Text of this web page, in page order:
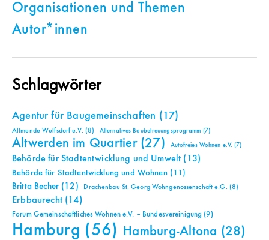
Organisationen und Themen
Autor*innen
Schlagwörter
Agentur für Baugemeinschaften (17)
Allmende Wulfsdorf e.V. (8) Alternatives Baubetreuungsprogramm (7)
Altwerden im Quartier(27) Autofreies Wohnen e.V. (7)
Behörde für Stadtentwicklung und Umwelt (13)
Behörde für Stadtentwicklung und Wohnen(11)
Britta Becher(12) Drachenbau St. Georg Wohngenossenschaft e.G. (8)
Erbbaurecht(14)
Forum Gemeinschaftliches Wohnen e.V. – Bundesvereinigung (9)
Hamburg (56) Hamburg-Altona (28)